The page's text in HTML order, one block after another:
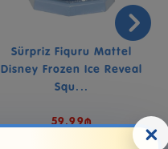
Sürpriz Fiquru Mattel
Disney Frozen Ice Reveal
Squ...
59.99₼
×